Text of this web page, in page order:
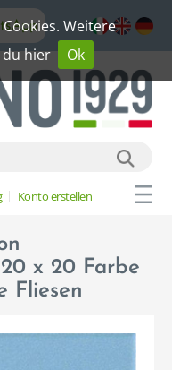
Weitere
hier
Ok
Konto erstellen
x 20 Farbe
Fliesen